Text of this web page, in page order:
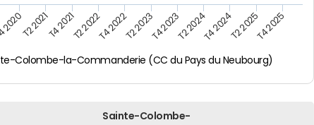
Colombe-la-Commanderie (CC du Pays du Neubourg)
T2 2021T4 2021T2 2022T4 2022T2 2023T4 2023T2 2024T4 2024T2 2025T4 2025
Sainte-Colombe-